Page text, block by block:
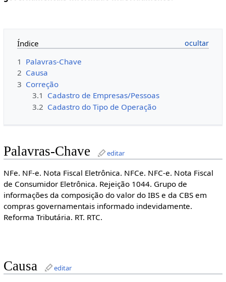
Índice
1 Palavras-Chave
2 Causa
3 Correção
3.1 Cadastro de Empresas/Pessoas
3.2 Cadastro do Tipo de Operação
Palavras-Chave editar
NFe. NF-e. Nota Fiscal Eletrônica. NFCe. NFC-e. Nota Fiscal
de Consumidor Eletrônica. Rejeição 1044. Grupo de
informações da composição do valor do IBS e da CBS em
compras governamentais informado indevidamente.
Reforma Tributária. RT. RTC.
Causa editar